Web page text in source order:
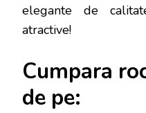
elegante de
atractive!
Cumpara
de pe: